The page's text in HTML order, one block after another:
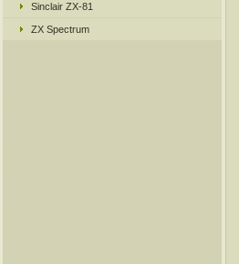
Sinclair ZX-81
ZX Spectrum